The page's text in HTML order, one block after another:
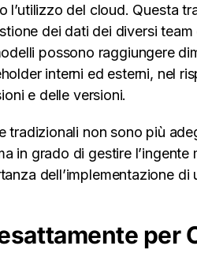
l’utilizzo del cloud. Questa
dei dati dei diversi
possono raggiungere
interni ed esterni, nel
e delle versioni.
tradizionali non sono più
in grado di gestire
dell’implementazione
per